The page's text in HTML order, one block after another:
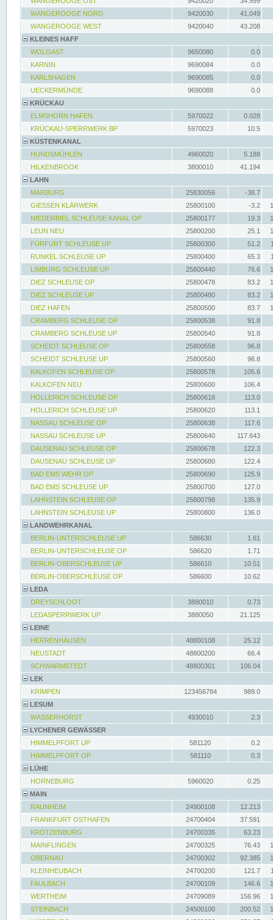
WANGEROOGE NORD
9420030
41.049
WANGEROOGE WEST
9420040
43.208
KLEINES HAFF
WOLGAST
9650080
0.0
KARNIN
9690084
0.0
KARLSHAGEN
9690085
0.0
UECKERMÜNDE
9690088
0.0
KRÜCKAU
ELMSHORN HAFEN
5970022
0.028
KRÜCKAU-SPERRWERK BP
5970023
10.5
KÜSTENKANAL
HUNDSMÜHLEN
4960020
5.188
HILKENBROOK
3800010
41.194
LAHN
MARBURG
25830056
-38.7
GIESSEN KLÄRWERK
25800100 -3.2
NIEDERBIEL SCHLEUSE KANAL OP
25800177 19.3
LEUN NEU
25800200 25.1
FÜRFURT SCHLEUSE UP
25800300 51.2
RUNKEL SCHLEUSE UP
25800400 65.3
LIMBURG SCHLEUSE UP
25800440 76.6
DIEZ SCHLEUSE OP
25800478 83.2
DIEZ SCHLEUSE UP
25800480 83.2
DIEZ HAFEN
25800500 83.7
CRAMBERG SCHLEUSE OP
25800538
91.8
CRAMBERG SCHLEUSE UP
25800540
91.8
SCHEIDT SCHLEUSE OP
25800558
96.8
SCHEIDT SCHLEUSE UP
25800560
96.8
KALKOFEN SCHLEUSE OP
25800578
105.6
KALKOFEN NEU
25800600
106.4
HOLLERICH SCHLEUSE OP
25800618
113.0
HOLLERICH SCHLEUSE UP
25800620
113.1
NASSAU SCHLEUSE OP
25800638
117.6
NASSAU SCHLEUSE UP
25800640
117.643
DAUSENAU SCHLEUSE OP
25800678
122.3
DAUSENAU SCHLEUSE UP
25800680
122.4
BAD EMS WEHR OP
25800690
125.9
BAD EMS SCHLEUSE UP
25800700
127.0
LAHNSTEIN SCHLEUSE OP
25800798
135.9
LAHNSTEIN SCHLEUSE UP
25800800
136.0
LANDWEHRKANAL
BERLIN-UNTERSCHLEUSE UP
586630
1.61
BERLIN-UNTERSCHLEUSE OP
586620
1.71
BERLIN-OBERSCHLEUSE UP
586610
10.51
BERLIN-OBERSCHLEUSE OP
586600
10.62
LEDA
DREYSCHLOOT
3880010
0.73
LEDASPERRWERK UP
3880050
21.125
LEINE
HERRENHAUSEN
48800108
25.12
NEUSTADT
48800200
66.4
SCHWARMSTEDT
48800301
106.04
LEK
KRIMPEN
123456784
989.0
LESUM
WASSERHORST
4930010
2.3
LYCHENER GEWÄSSER
HIMMELPFORT UP
581120
0.2
HIMMELPFORT OP
581110
0.3
LÜHE
HORNEBURG
5960020
0.25
MAIN
RAUNHEIM
24900108
12.213
FRANKFURT OSTHAFEN
24700404
37.591
KROTZENBURG
24700335
63.23
MAINFLINGEN
24700325 76.43
OBERNAU
24700302 92.385
KLEINHEUBACH
24700200 121.7
FAULBACH
24700109 146.6
WERTHEIM
24709089 156.96
STEINBACH
24500100 200.52